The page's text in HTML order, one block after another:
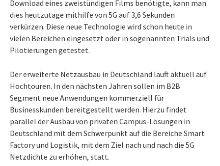
Download eines zweistündigen Films benötigte, kann man
dies heutzutage mithilfe von 5G auf 3,6 Sekunden
verkürzen. Diese neue Technologie wird schon heute in
vielen Bereichen eingesetzt oder in sogenannten Trials und
Pilotierungen getestet.
Der erweiterte Netzausbau in Deutschland läuft aktuell auf
Hochtouren. In den nächsten Jahren sollen im B2B
Segment neue Anwendungen kommerziell für
Businesskunden bereitgestellt werden. Hierzu findet
parallel der Ausbau von privaten Campus-Lösungen in
Deutschland mit dem Schwerpunkt auf die Bereiche Smart
Factory und Logistik, mit dem Ziel nach und nach die 5G
Netzdichte zu erhöhen, statt.